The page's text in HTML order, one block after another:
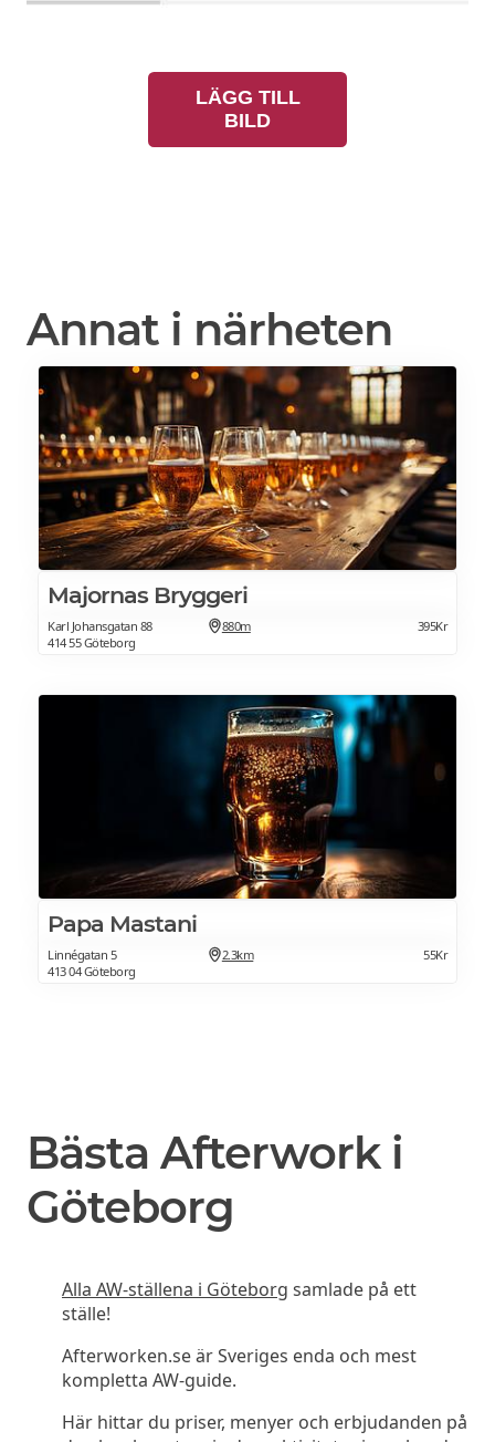
LÄGG TILL
BILD
Annat i närheten
Majornas Bryggeri
Karl Johansgatan 88
414 55 Göteborg
880m 395Kr
Papa Mastani
Linnégatan 5
413 04 Göteborg
2.3km 55Kr
Bästa Afterwork i
Göteborg
Alla AW-ställena i Göteborg samlade på ett
ställe!
Afterworken.se är Sveriges enda och mest
kompletta AW-guide.
Här hittar du priser, menyer och erbjudanden på